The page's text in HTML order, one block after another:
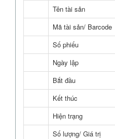
Tên tài sản
Mã tài sản/ Barcode
Số phiếu
Ngày lập
Bắt đầu
Kết thúc
Hiện trạng
Số lượng/ Giá trị